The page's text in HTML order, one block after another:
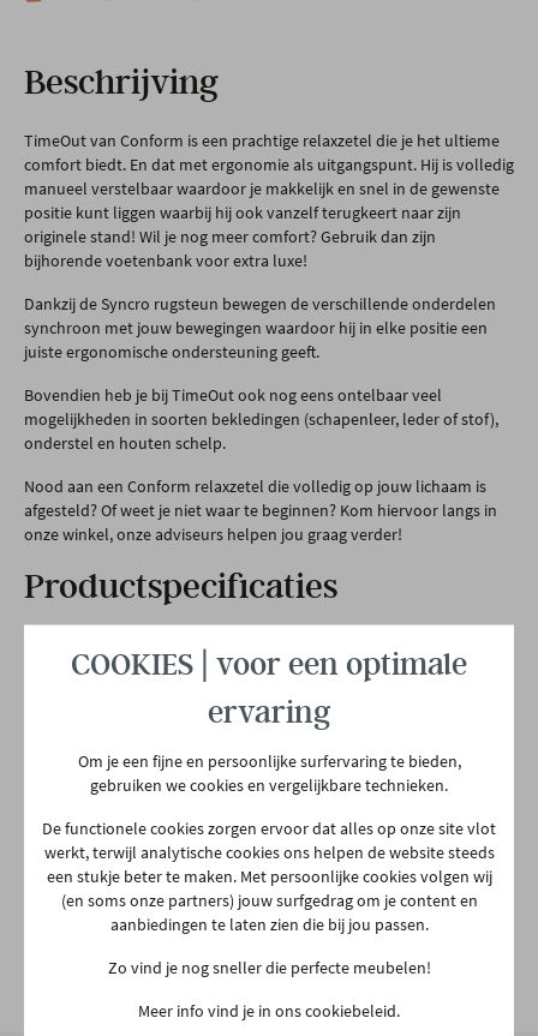
Beschrijving
TimeOut van Conform is een prachtige relaxzetel die je het ultieme
comfort biedt. En dat met ergonomie als uitgangspunt. Hij is volledig
manueel verstelbaar waardoor je makkelijk en snel in de gewenste
positie kunt liggen waarbij hij ook vanzelf terugkeert naar zijn
originele stand! Wil je nog meer comfort? Gebruik dan zijn
bijhorende voetenbank voor extra luxe!
Dankzij de Syncro rugsteun bewegen de verschillende onderdelen
synchroon met jouw bewegingen waardoor hij in elke positie een
juiste ergonomische ondersteuning geeft.
Bovendien heb je bij TimeOut ook nog eens ontelbaar veel
mogelijkheden in soorten bekledingen (schapenleer, leder of stof),
onderstel en houten schelp.
Nood aan een Conform relaxzetel die volledig op jouw lichaam is
afgesteld? Of weet je niet waar te beginnen? Kom hiervoor langs in
onze winkel, onze adviseurs helpen jou graag verder!
Productspecificaties
Bekijk alle specificiaties
Merk Conform
Afmetingen B 80 x H 101 x D 81 CM
Garantietermijn 5 jaar
Plaats productie Europees
Relaxfunctie Manueel
COOKIES | voor een optimale
ervaring
Om je een fijne en persoonlijke surfervaring te bieden,
gebruiken we cookies en vergelijkbare technieken.
De functionele cookies zorgen ervoor dat alles op onze site vlot
werkt, terwijl analytische cookies ons helpen de website steeds
een stukje beter te maken. Met persoonlijke cookies volgen wij
(en soms onze partners) jouw surfgedrag om je content en
aanbiedingen te laten zien die bij jou passen.
Zo vind je nog sneller die perfecte meubelen!
Meer info vind je in ons cookiebeleid.